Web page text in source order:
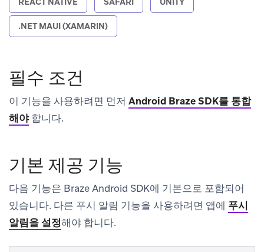
.NET MAUI (XAMARIN)
필수 조건
이 기능을 사용하려면 먼저 Android Braze SDK를 통합
해야합니다.
기본 제공 기능
다음 기능은 Braze Android SDK에 기본으로 포함되어
있습니다. 다른 푸시 알림 기능을 사용하려면 앱에 푸시
알림을 설정해야 합니다.